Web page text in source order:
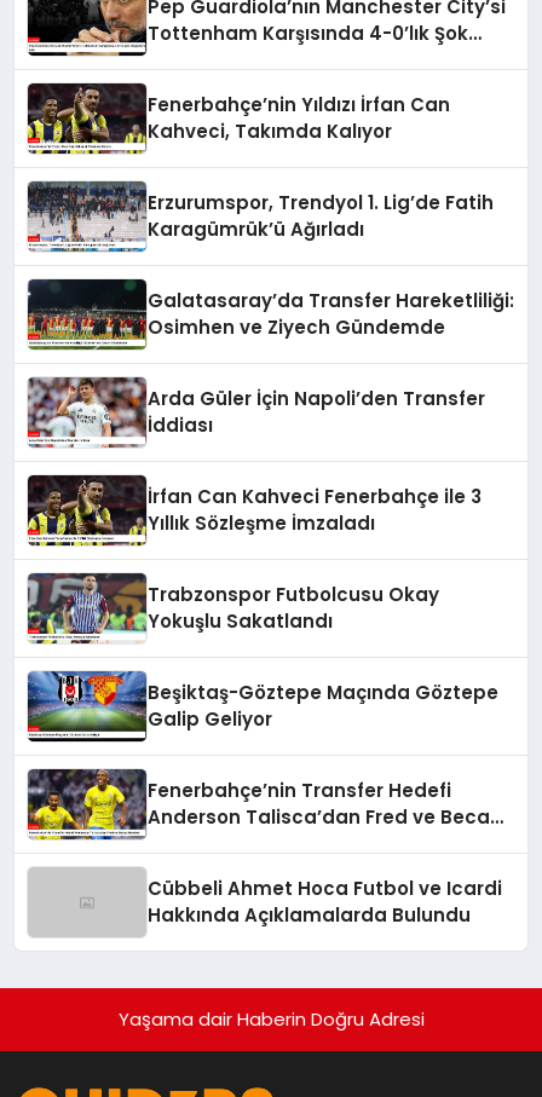
Pep Guardiola’nın Manchester City’si
Tottenham Karşısında 4-0’lık Şok
Fenerbahçe’nin Yıldızı İrfan Can
Kahveci, Takımda Kalıyor
Erzurumspor, Trendyol 1. Lig’de Fatih
Karagümrük’ü Ağırladı
Galatasaray’da Transfer Hareketliliği:
Osimhen ve Ziyech Gündemde
Arda Güler İçin Napoli’den Transfer
İddiası
İrfan Can Kahveci Fenerbahçe ile 3
Yıllık Sözleşme İmzaladı
Trabzonspor Futbolcusu Okay
Yokuşlu Sakatlandı
Beşiktaş-Göztepe Maçında Göztepe
Galip Geliyor
Fenerbahçe’nin Transfer Hedefi
Anderson Talisca’dan Fred ve Becao
Cübbeli Ahmet Hoca Futbol ve Icardi
Hakkında Açıklamalarda Bulundu
Yaşama dair Haberin Doğru Adresi